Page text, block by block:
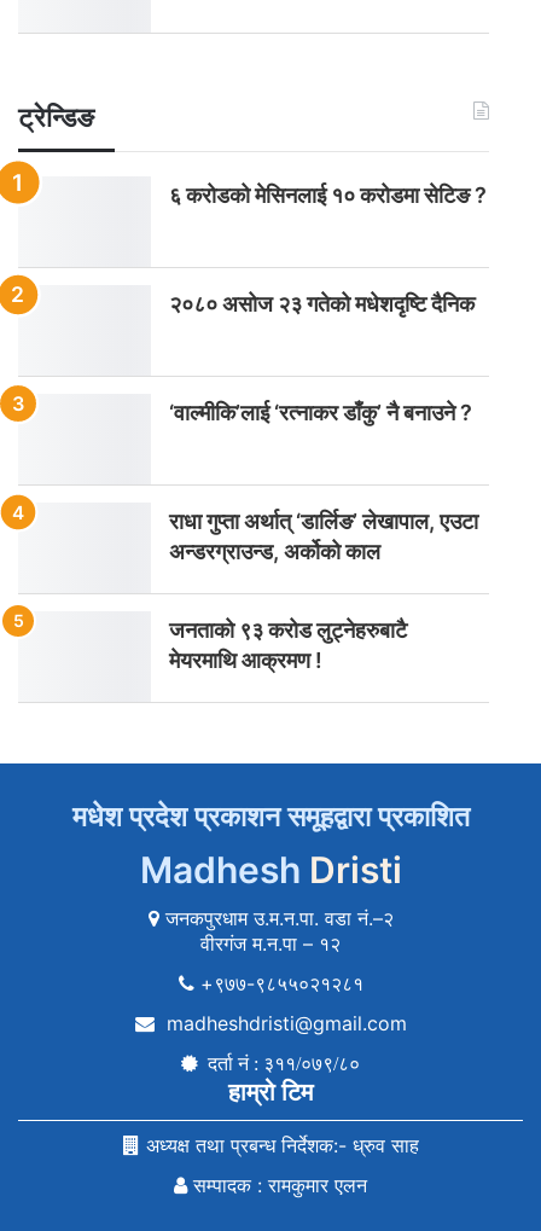
ट्रेन्डिङ
६ करोडको मेसिनलाई १० करोडमा सेटिङ ?
२०८० असोज २३ गतेको मधेशदृष्टि दैनिक
‘वाल्मीकि’लाई ‘रत्नाकर डाँकु’ नै बनाउने ?
राधा गुप्ता अर्थात् ‘डार्लिङ’ लेखापाल, एउटा
अन्डरग्राउन्ड, अर्कोको काल
जनताको ९३ करोड लुट्नेहरुबाटै
मेयरमाथि आक्रमण !
मधेश प्रदेश प्रकाशन समूहद्वारा प्रकाशित
Madhesh Dristi
जनकपुरधाम उ.म.न.पा. वडा नं.–२
वीरगंज म.न.पा – १२
+९७७-९८५५०२१२८१
madheshdristi@gmail.com
दर्ता नं : ३११/०७९/८०
हाम्रो टिम
अध्यक्ष तथा प्रबन्ध निर्देशक:- ध्रुव साह
सम्पादक : रामकुमार एलन